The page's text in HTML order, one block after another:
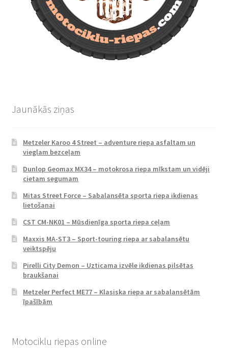
Jaunākās ziņas
Metzeler Karoo 4 Street – adventure riepa asfaltam un
vieglam bezceļam
Dunlop Geomax MX34 – motokrosa riepa mīkstam un vidēji
cietam segumam
Mitas Street Force – Sabalansēta sporta riepa ikdienas
lietošanai
CST CM-NK01 – Mūsdienīga sporta riepa ceļam
Maxxis MA-ST3 – Sport-touring riepa ar sabalansētu
veiktspēju
Pirelli City Demon – Uzticama izvēle ikdienas pilsētas
braukšanai
Metzeler Perfect ME77 – Klasiska riepa ar sabalansētām
īpašībām
Motociklu riepas online